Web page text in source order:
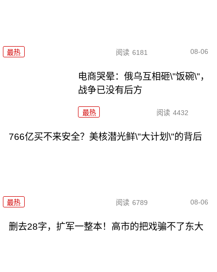
最热 阅读 6181 08-06
电商哭晕：俄乌互相砸\"饭碗\"，
战争已没有后方
最热 阅读 4432
766亿买不来安全？美核潜光鲜\"大计划\"的背后
最热 阅读 6789 08-06
删去28字，扩军一整本！高市的把戏骗不了东大